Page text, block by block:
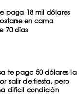
paga 18 mil dólares
en cama
70 días
te paga 50 dólares la
salir de fiesta, pero
difícil condición